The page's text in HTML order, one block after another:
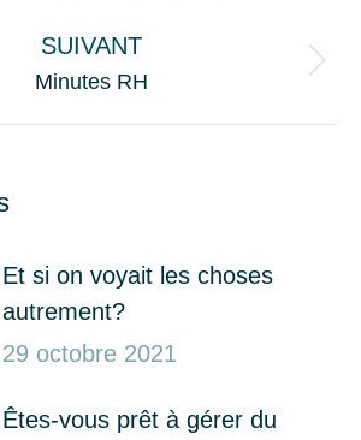
:
SUIVANT
Article
Minutes RH
Et si on voyait les choses
autrement?
29 octobre 2021
Êtes-vous prêt à gérer du